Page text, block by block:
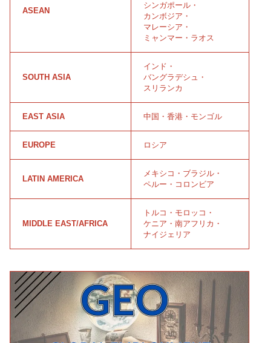
ASEAN
シンガポール ・
カンボジア ・
マレーシア ・
ミャンマー ・ ラオス
SOUTH ASIA
インド ・
バングラデシュ ・
スリランカ
EAST ASIA 中国 ・ 香港 ・ モンゴル
EUROPE ロシア
LATIN AMERICA
メキシコ ・ ブラジル ・
ペルー ・ コロンビア
MIDDLE EAST/AFRICA
トルコ ・ モロッコ ・
ケニア ・ 南アフリカ ・
ナイジェリア